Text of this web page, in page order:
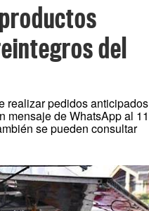
del
realizar pedidos anticipados
mensaje de WhatsApp al 11
se pueden consultar